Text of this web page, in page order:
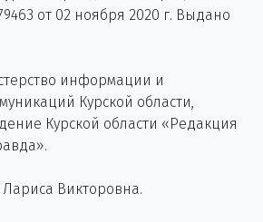
от 02 ноября 2020 г. Выдано
информации и
Курской области,
Курской области «Редакция
Викторовна.